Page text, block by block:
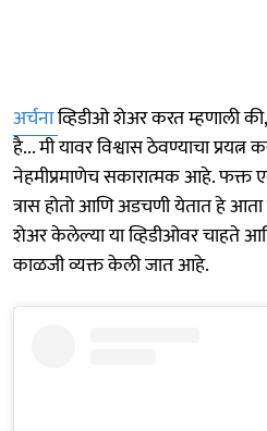
अर्चनाव्हिडीओ शेअर करत म्हणाली
है... मी यावर विश्वास ठेवण्याचा
नेहमीप्रमाणेच सकारात्मक आहे. फक्त
त्रास होतो आणि अडचणी येतात हे
शेअर केलेल्या या व्हिडीओवर चाहते
काळजी व्यक्त केली जात आहे.